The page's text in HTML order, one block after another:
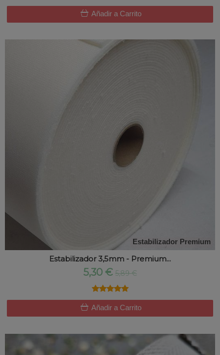
Añadir a Carrito
Estabilizador Premium
Estabilizador 3,5mm - Premium...
5,30 € 5,89 €
★★★★★
★★★★★
Añadir a Carrito